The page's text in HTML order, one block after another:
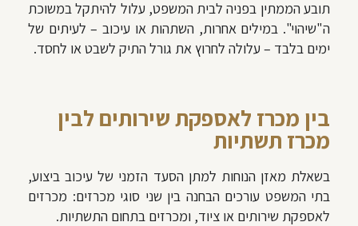
תובע הממתין בפניה לבית המשפט, עלול להיתקל במשוכת
ה"שיהוי". במילים אחרות, השתהות או עיכוב – לעיתים של
ימים בלבד – עלולה לחרוץ את גורל התיק לשבט או לחסד.
בין מכרז לאספקת שירותים לבין
מכרז תשתיות
בשאלת מאזן הנוחות למתן הסעד הזמני של עיכוב ביצוע,
בתי המשפט עורכים הבחנה בין שני סוגי מכרזים: מכרזים
לאספקת שירותים או ציוד, ומכרזים בתחום התשתיות.